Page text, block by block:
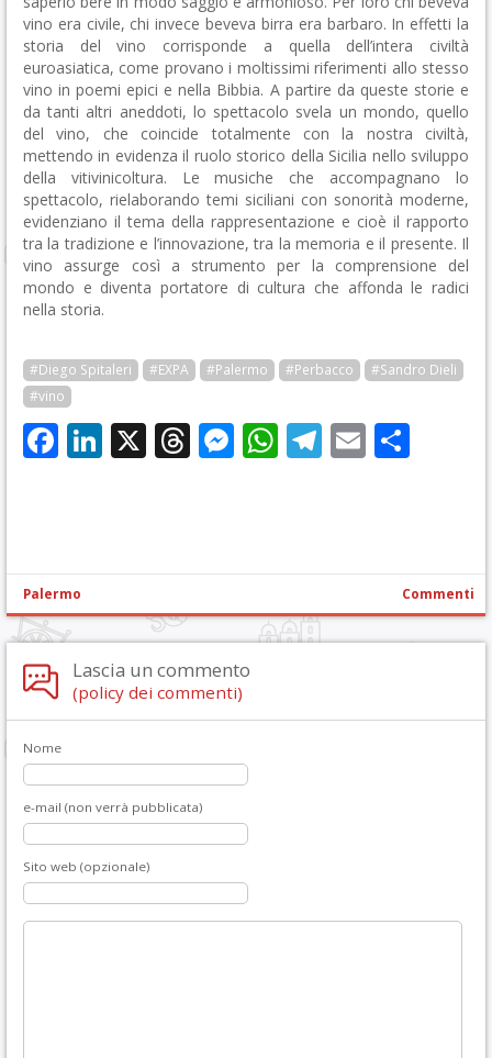
vino era civile, chi invece beveva birra era barbaro. In effetti la
storia del vino corrisponde a quella dell’intera civiltà
euroasiatica, come provano i moltissimi riferimenti allo stesso
vino in poemi epici e nella Bibbia. A partire da queste storie e
da tanti altri aneddoti, lo spettacolo svela un mondo, quello
del vino, che coincide totalmente con la nostra civiltà,
mettendo in evidenza il ruolo storico della Sicilia nello sviluppo
della vitivinicoltura. Le musiche che accompagnano lo
spettacolo, rielaborando temi siciliani con sonorità moderne,
evidenziano il tema della rappresentazione e cioè il rapporto
tra la tradizione e l’innovazione, tra la memoria e il presente. Il
vino assurge così a strumento per la comprensione del
mondo e diventa portatore di cultura che affonda le radici
nella storia.
#Diego Spitaleri #EXPA #Palermo #Perbacco
#Sandro Dieli
#vino
Facebook
LinkedIn
X Threads
Messenger
WhatsApp
Telegram
Email
Palermo Commenti
Lascia un commento
(policy dei commenti)
Nome
e-mail (non verrà pubblicata)
Sito web (opzionale)